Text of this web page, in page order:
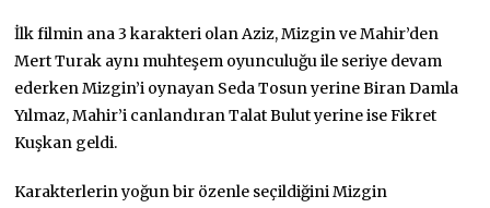
İlk filmin ana 3 karakteri olan Aziz, Mizgin ve Mahir’den
Mert Turak aynı muhteşem oyunculuğu ile seriye devam
ederken Mizgin’i oynayan Seda Tosun yerine Biran Damla
Yılmaz, Mahir’i canlandıran Talat Bulut yerine ise Fikret
Kuşkan geldi.
Karakterlerin yoğun bir özenle seçildiğini Mizgin